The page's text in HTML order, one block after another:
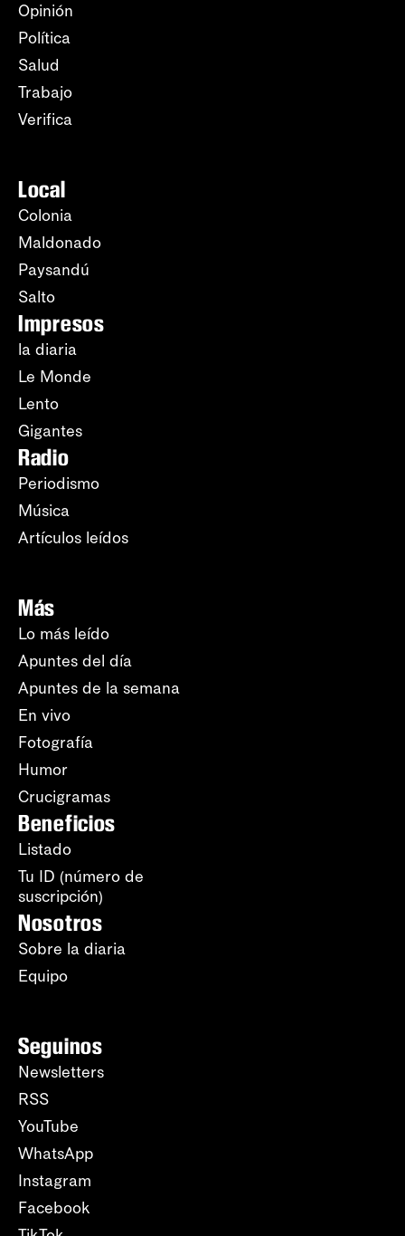
Opinión
Política
Salud
Trabajo
Verifica
Local
Colonia
Maldonado
Paysandú
Salto
Impresos
la diaria
Le Monde
Lento
Gigantes
Radio
Periodismo
Música
Artículos leídos
Más
Lo más leído
Apuntes del día
Apuntes de la semana
En vivo
Fotografía
Humor
Crucigramas
Beneficios
Listado
Tu ID (número de
suscripción)
Nosotros
Sobre la diaria
Equipo
Seguinos
Newsletters
RSS
YouTube
WhatsApp
Instagram
Facebook